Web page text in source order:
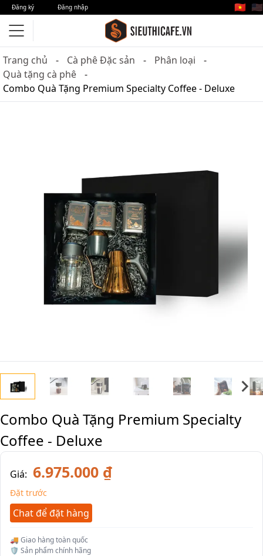
Đăng ký Đăng nhập 🇻🇳 🇺🇸
Trang chủ Cà phê Đặc sản
Phân loại
Quà tặng cà phê
Combo Quà Tặng Premium Specialty Coffee - Deluxe
Combo Quà Tặng Premium Specialty
Coffee - Deluxe
Giá: 6.975.000 ₫
Đặt trước
Chat để đặt hàng
🚚 Giao hàng toàn quốc
🛡️ Sản phẩm chính hãng